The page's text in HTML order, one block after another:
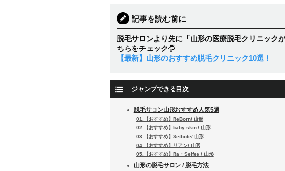
記事を読む前に
脱毛サロンより先に「山形の医療脱毛クリニック
ちらをチェック
【最新】山形のおすすめ脱毛クリニック10選！
ジャンプできる目次
脱毛サロン山形おすすめ人気5選
01.【おすすめ】ReBorn/ 山形
02.【おすすめ】baby skin / 山形
03.【おすすめ】Setbote/ 山形
04.【おすすめ】リアン/ 山形
05.【おすすめ】Ra・Selfee / 山形
山形の脱毛サロン / 脱毛方法